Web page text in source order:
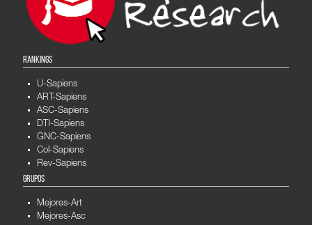
RANKINGS
U-Sapiens
ART-Sapiens
ASC-Sapiens
DTI-Sapiens
GNC-Sapiens
Col-Sapiens
Rev-Sapiens
GRUPOS
Mejores-Art
Mejores-Asc